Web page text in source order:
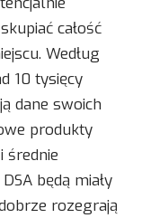
całość
Według
10 tysięcy
dane swoich
produkty
średnie
będą miały
rozegrają